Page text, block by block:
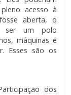
acesso à
aberta, o
ser um polo
máquinas e
Esses são os
dos